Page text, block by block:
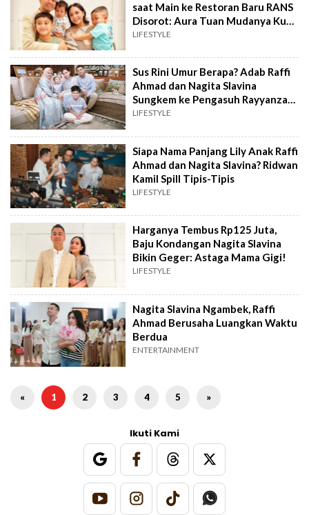
saat Main ke Restoran Baru RANS
Disorot: Aura Tuan Mudanya Kuat
Banget
LIFESTYLE
Sus Rini Umur Berapa? Adab Raffi
Ahmad dan Nagita Slavina
Sungkem ke Pengasuh Rayyanza
Disorot
LIFESTYLE
Siapa Nama Panjang Lily Anak Raffi
Ahmad dan Nagita Slavina? Ridwan
Kamil Spill Tipis-Tipis
LIFESTYLE
Harganya Tembus Rp125 Juta,
Baju Kondangan Nagita Slavina
Bikin Geger: Astaga Mama Gigi!
LIFESTYLE
Nagita Slavina Ngambek, Raffi
Ahmad Berusaha Luangkan Waktu
Berdua
ENTERTAINMENT
« 1 2 3 4 5 »
Ikuti Kami